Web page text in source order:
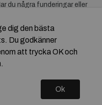
du några funderingar eller
kan duklicka här
dig den bästa
Du godkänner
att trycka OK och
Ok